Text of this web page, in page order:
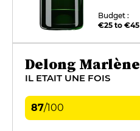
Budget :
€25 to €45
Delong Marlène
IL ETAIT UNE FOIS
87/100